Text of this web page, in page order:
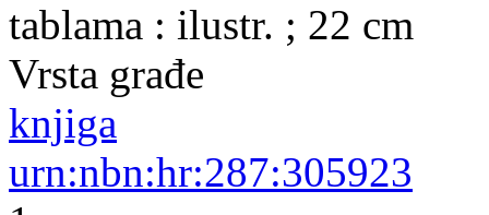
tablama : ilustr. ; 22 cm
Vrsta građe
knjiga
urn:nbn:hr:287:305923